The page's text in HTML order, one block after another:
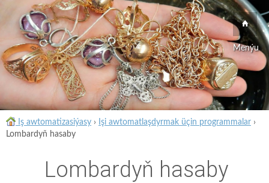
Menýu
Iş awtomatizasiýasy › Işi awtomatlaşdyrmak üçin programmalar ›
Lombardyň hasaby
Lombardyň hasaby